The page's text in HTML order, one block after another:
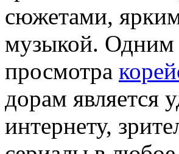
сюжетами,
музыкой. Одним
просмотра
дорам является
интернету,